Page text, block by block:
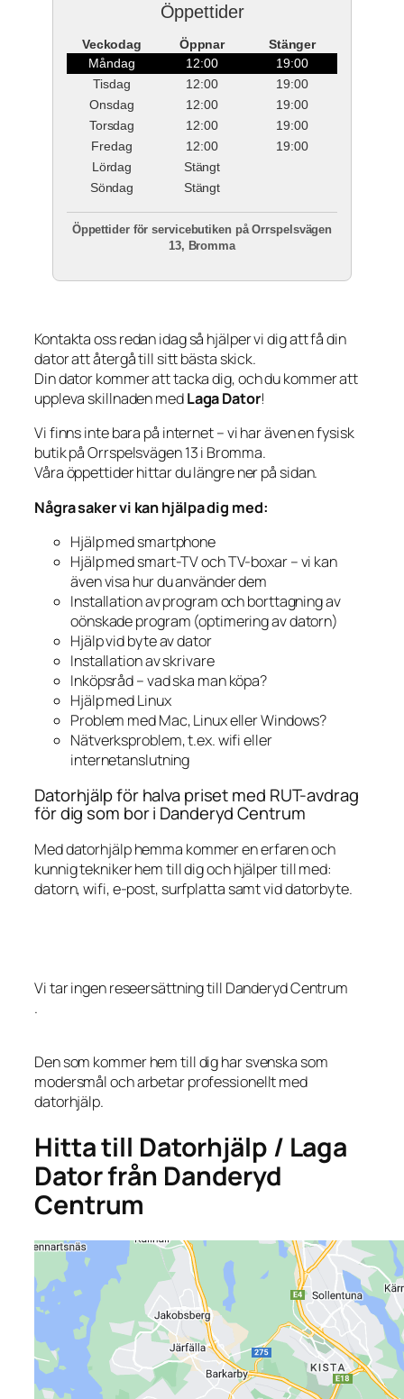
Öppettider
Veckodag Öppnar
Stänger
Måndag
12:00
19:00
Tisdag
12:00
19:00
Onsdag
12:00
19:00
Torsdag
12:00
19:00
Fredag
12:00
19:00
Lördag
Stängt
Söndag
Stängt
Öppettider för servicebutiken på Orrspelsvägen
13, Bromma
Kontakta oss redan idag så hjälper vi dig att få din
dator att återgå till sitt bästa skick.
Din dator kommer att tacka dig, och du kommer att
uppleva skillnaden medLaga Dator!
Vi finns inte bara på internet – vi har även en fysisk
butik på Orrspelsvägen 13 i Bromma.
Våra öppettider hittar du längre ner på sidan.
Några saker vi kan hjälpa dig med:
Hjälp med smartphone
Hjälp med smart-TV och TV-boxar – vi kan
även visa hur du använder dem
Installation av program och borttagning av
oönskade program (optimering av datorn)
Hjälp vid byte av dator
Installation av skrivare
Inköpsråd – vad ska man köpa?
Hjälp med Linux
Problem med Mac, Linux eller Windows?
Nätverksproblem, t.ex. wifi eller
internetanslutning
Datorhjälp för halva priset med RUT-avdrag
för dig som bor i Danderyd Centrum
Med datorhjälp hemma kommer en erfaren och
kunnig tekniker hem till dig och hjälper till med:
datorn, wifi, e-post, surfplatta samt vid datorbyte.
Vi tar ingen reseersättning till Danderyd Centrum
.
Den som kommer hem till dig har svenska som
modersmål och arbetar professionellt med
datorhjälp.
Hitta till Datorhjälp / Laga
Dator från Danderyd
Centrum